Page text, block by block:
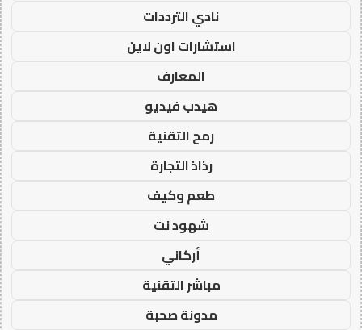
نادي الترددات
استشارات اون لاين
المعارف
هيدب فيديو
رمح التقنية
رذاذ التجارة
طعم وكيف
شهود نت
أركاني
مباشر التقنية
مدونة صحبة